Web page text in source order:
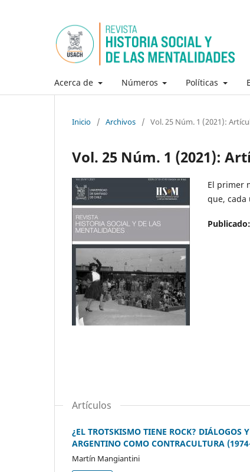
Acerca de Números Políticas
Inicio / Archivos / Vol. 25 Núm. 1 (2021):
Vol. 25 Núm. 1 (2021):
El primer
que, cada
Publicado:
Artículos
¿EL TROTSKISMO TIENE ROCK? DIÁLOGOS
ARGENTINO COMO CONTRACULTURA
Martín Mangiantini